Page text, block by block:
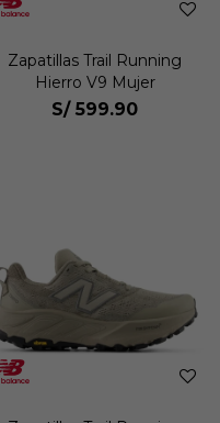
Zapatillas Trail Running
Hierro V9 Mujer
S/ 599.90